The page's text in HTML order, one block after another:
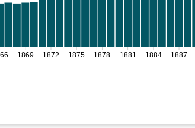
1869 1872 1875 1878 1881 1884 1887